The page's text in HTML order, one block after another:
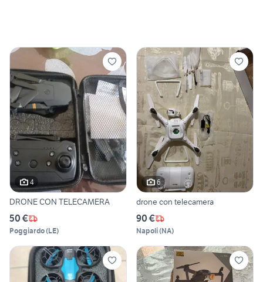
4
DRONE CON TELECAMERA
50 €
Poggiardo(LE)
6
drone con telecamera
90 €
Napoli(NA)